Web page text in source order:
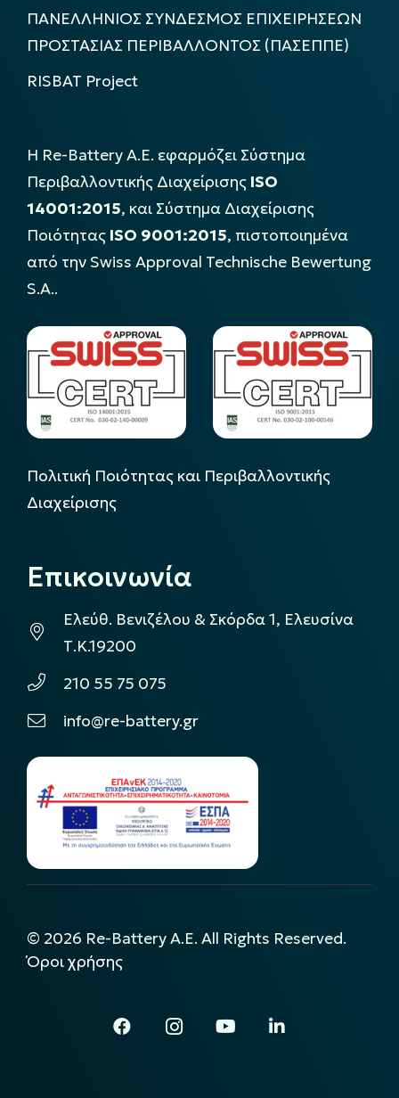
ΠΑΝΕΛΛΗΝΙΟΣ ΣΥΝΔΕΣΜΟΣ ΕΠΙΧΕΙΡΗΣΕΩΝ
ΠΡΟΣΤΑΣΙΑΣ ΠΕΡΙΒΑΛΛΟΝΤΟΣ (ΠΑΣΕΠΠΕ)
RISBAT Project
Η Re-Battery Α.Ε. εφαρμόζει Σύστημα
Περιβαλλοντικής Διαχείρισης ISO
14001:2015, και Σύστημα Διαχείρισης
Ποιότητας ISO 9001:2015, πιστοποιημένα
από την Swiss Approval Technische Bewertung
S.A..
Πολιτική Ποιότητας και Περιβαλλοντικής
Διαχείρισης
Επικοινωνία
Ελεύθ. Βενιζέλου & Σκόρδα 1, Ελευσίνα
Τ.Κ.19200
210 55 75 075
info@re-battery.gr
© 2026 Re-Battery A.E. All Rights Reserved.
Όροι χρήσης